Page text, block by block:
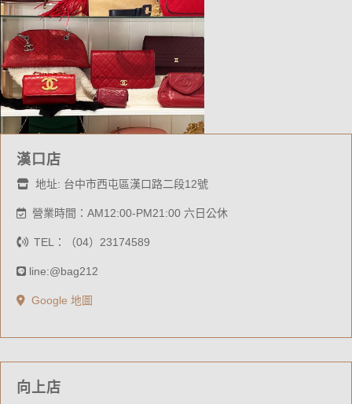
漢口店
地址: 台中市西屯區漢口路二段12號
營業時間：AM12:00-PM21:00 六日公休
TEL：（04）23174589
line:@bag212
Google 地圖
向上店